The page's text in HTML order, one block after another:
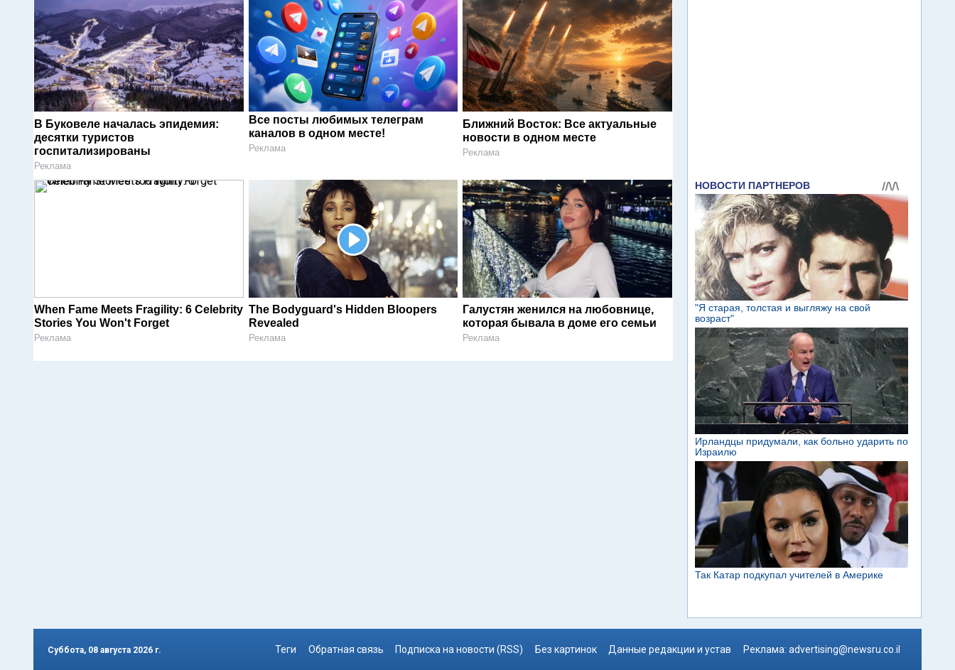
В Буковеле началась эпидемия:
десятки туристов
госпитализированы
Реклама
Все посты любимых телеграм
каналов в одном месте!
Реклама
Ближний Восток: Все актуальные
новости в одном месте
Реклама
When Fame Meets Fragility: 6 Celebrity
Stories You Won't Forget
Реклама
The Bodyguard's Hidden Bloopers
Revealed
Реклама
Галустян женился на любовнице,
которая бывала в доме его семьи
Реклама
Суббота, 08 августа 2026 г. Теги Обратная связь Подписка на новости (RSS) Без картинок Данные редакции и устав Реклама: advertising@newsru.co.il